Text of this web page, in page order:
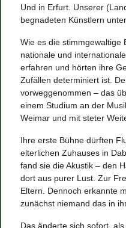
Und in Erfurt. Unserer
begnadeten Künstlern
Wie es die stimmgewaltige
nationale und
erfahren und hörten ihre
Zufällen determiniert ist.
vorweggenommen – das
einem Studium an der
Weimar und mit steter
Ihre erste Bühne dürften
elterlichen Zuhauses in
fand sie die Akustik – den
dort aus purer Lust. Zur
Eltern. Dennoch erkannte
zunächst niemand das in
Das änderte sich sofort,